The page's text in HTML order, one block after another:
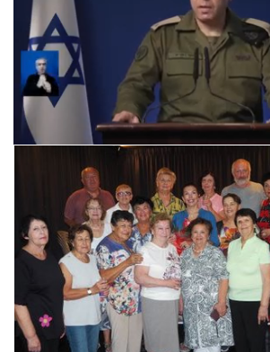
Следующее видео через 5